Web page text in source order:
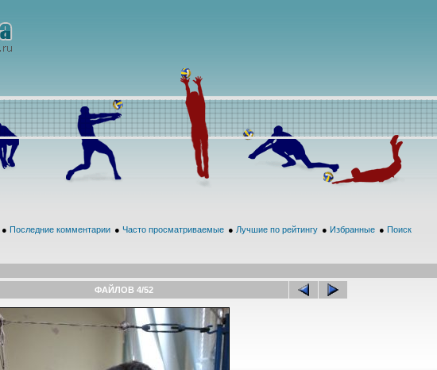
● Последние комментарии ● Часто просматриваемые ● Лучшие по рейтингу ● Избранные ● Поиск
ФАЙЛОВ 4/52